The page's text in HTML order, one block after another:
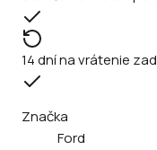
14 dní na vrátenie
Značka
Ford